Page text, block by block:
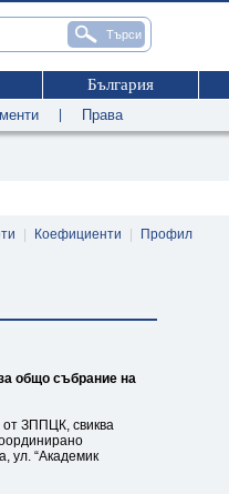
България
Права
Коефициенти Профил
общо събрание на
ЗППЦК, свиква
ул. “Академик